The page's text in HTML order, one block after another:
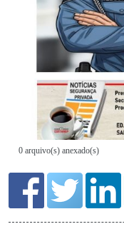
0 arquivo(s) anexado(s)